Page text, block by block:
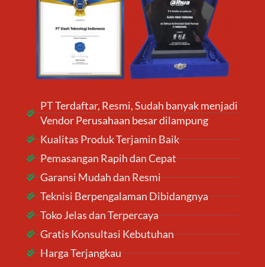
PT Terdaftar, Resmi, Sudah banyak menjadi
Vendor Perusahaan besar dilampung
Kualitas Produk Terjamin Baik
Pemasangan Rapih dan Cepat
Garansi Mudah dan Resmi
Teknisi Berpengalaman Dibidangnya
Toko Jelas dan Terpercaya
Gratis Konsultasi Kebutuhan
Harga Terjangkau